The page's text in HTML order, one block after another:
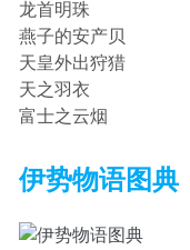
龙首明珠
燕子的安产贝
天皇外出狩猎
天之羽衣
富士之云烟
伊势物语图典